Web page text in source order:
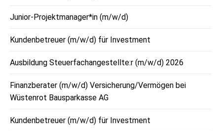
Junior-Projektmanager*in (m/w/d)
Kundenbetreuer (m/w/d) für Investment
Ausbildung Steuerfachangestellte:r (m/w/d) 2026
Finanzberater (m/w/d) Versicherung/Vermögen bei
Wüstenrot Bausparkasse AG
Kundenbetreuer (m/w/d) für Investment